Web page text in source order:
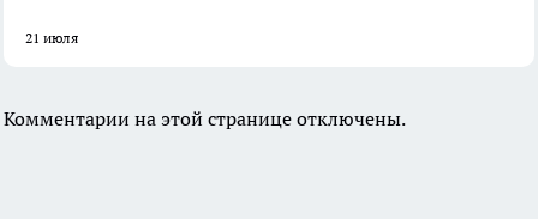
21 июля
Комментарии на этой странице отключены.